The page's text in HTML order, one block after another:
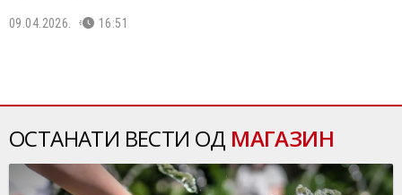
09.04.2026. 16:51
ОСТАНАТИ ВЕСТИ ОД МАГАЗИН